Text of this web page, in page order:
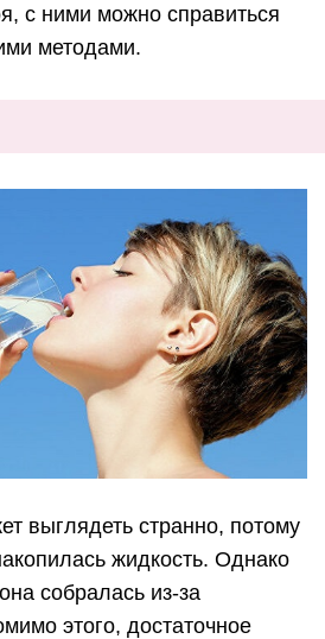
с ними можно справиться
методами.
выглядеть странно, потому
жидкость. Однако
собралась из-за
этого, достаточное